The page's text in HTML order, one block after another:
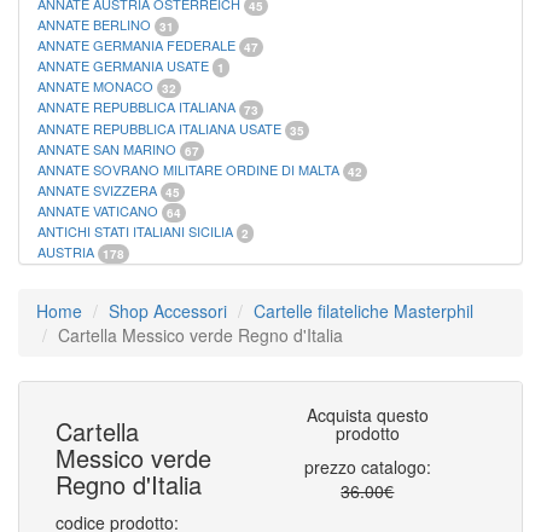
45
ANNATE BERLINO 31
ANNATE GERMANIA FEDERALE 47
ANNATE GERMANIA USATE 1
ANNATE MONACO 32
ANNATE REPUBBLICA ITALIANA 73
ANNATE REPUBBLICA ITALIANA USATE 35
ANNATE SAN MARINO 67
ANNATE SOVRANO MILITARE ORDINE DI MALTA 42
ANNATE SVIZZERA 45
ANNATE VATICANO 64
ANTICHI STATI ITALIANI SICILIA 2
AUSTRIA 178
CASTELROSSO 10
COLONIE ITALIANE AFRICA ORIENTALE IT 79
2
COLONIE ITALIANE CROAZIA
COLONIE ITALIANE EGEO EMISSIONI GENERALI 88
COLONIE ITALIANE EMISSIONI GENERALI
COLONIE ITALIANE ERITREA
COLONIE ITALIANE ETIOPIA
Home Shop Accessori
Cartelle filateliche Masterphil
Cartella Messico verde Regno d'Italia
Cartella
Messico verde
Regno d'Italia
codice prodotto:
Acquista questo
prodotto
prezzo catalogo:
36.00€